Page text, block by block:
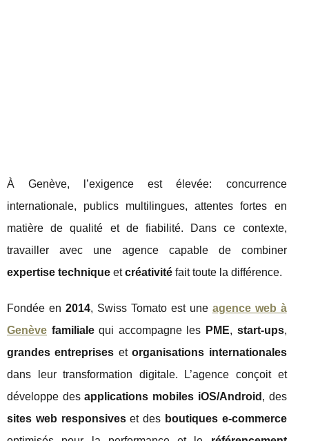
À Genève, l’exigence est élevée: concurrence
internationale, publics multilingues, attentes fortes en
matière de qualité et de fiabilité. Dans ce contexte,
travailler avec une agence capable de combiner
expertise technique etcréativité fait toute la différence.
Fondée en 2014, Swiss Tomato est une agence web à
Genève familialequi accompagne les PME, start-ups,
grandes entreprises etorganisations internationales
dans leur transformation digitale. L’agence conçoit et
développe desapplications mobiles iOS/Android , des
sites web responsiveset des boutiques e-commerce